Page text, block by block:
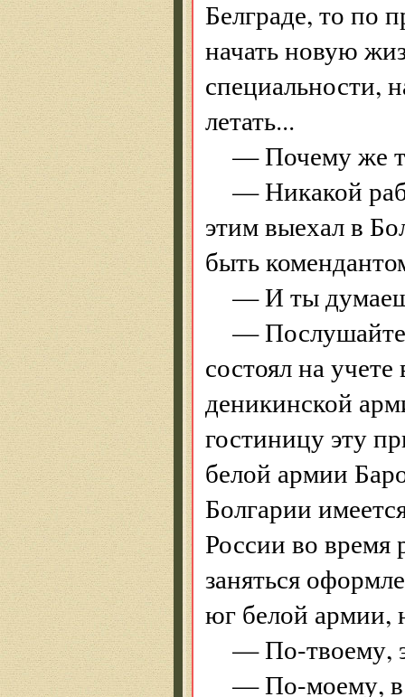
Белграде, то по
начать новую
специальности,
летать...
— Почему же
— Никакой
этим выехал в
быть
— И ты
—
состоял на
деникинской
гостиницу эту
белой армии
Болгарии
России во
заняться
юг белой армии,
— По-твоему,
— По-моему, в